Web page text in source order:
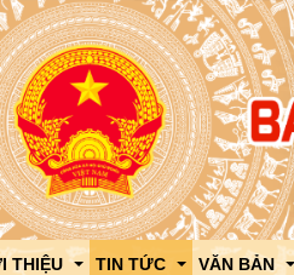
THIỆU TIN TỨC VĂN BẢN